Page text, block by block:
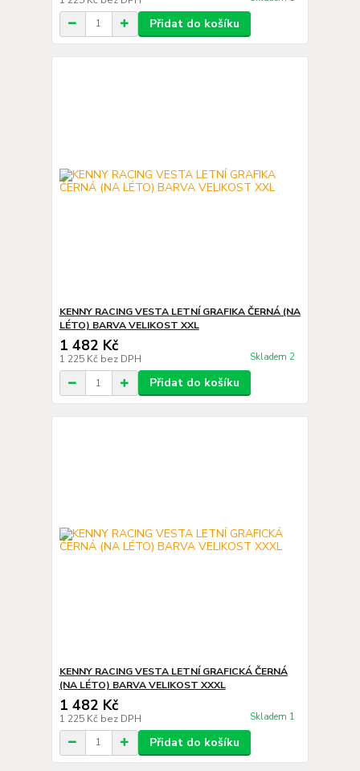
Přidat do košíku
KENNY RACING VESTA LETNÍ GRAFIKA ČERNÁ (NA
LÉTO) BARVA VELIKOST XXL
1 482 Kč
1 225 Kč bez DPH Skladem 2
Přidat do košíku
KENNY RACING VESTA LETNÍ GRAFICKÁ ČERNÁ
(NA LÉTO) BARVA VELIKOST XXXL
1 482 Kč
1 225 Kč bez DPH Skladem 1
Přidat do košíku